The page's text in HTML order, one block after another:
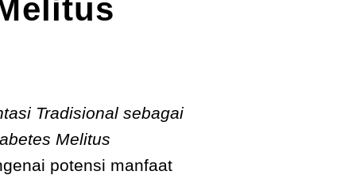
Tradisional sebagai
Melitus
potensi manfaat